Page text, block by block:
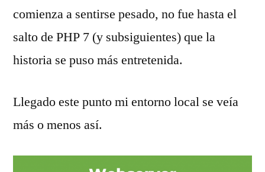
comienza a sentirse pesado, no fue hasta el
salto de PHP 7 (y subsiguientes) que la
historia se puso más entretenida.
Llegado este punto mi entorno local se veía
más o menos así.